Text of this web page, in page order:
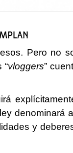
Pero no
“vloggers”
denominará
y